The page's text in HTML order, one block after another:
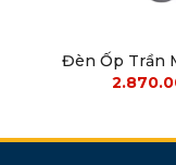
Đèn Ốp Trần